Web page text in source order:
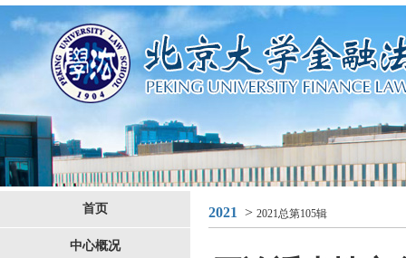
首页
中心概况
2021 > 2021总第105辑